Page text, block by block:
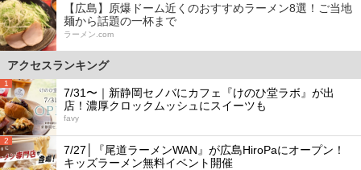
【広島】原爆ドーム近くのおすすめラーメン8選！ご当地
麺から話題の一杯まで
ラーメン.com
アクセスランキング
1
7/31〜｜新静岡セノバにカフェ『けのひ堂ラボ』が出
店！濃厚クロックムッシュにスイーツも
favy
2
7/27│『尾道ラーメンWAN』が広島HiroPaにオープン！
キッズラーメン無料イベント開催